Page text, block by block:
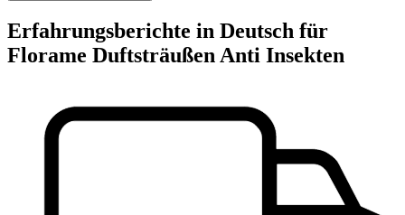
Erfahrungsberichte in Deutsch für
Florame Duftsträußen Anti Insekten